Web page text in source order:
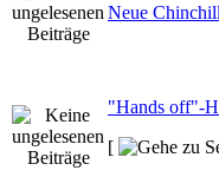
Neue
"Hands off"-
[